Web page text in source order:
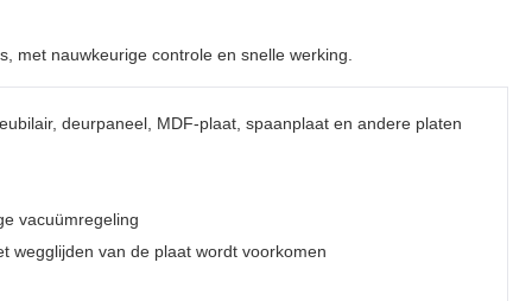
met nauwkeurige controle en snelle werking.
deurpaneel, MDF-plaat, spaanplaat en andere platen
vacuümregeling
wegglijden van de plaat wordt voorkomen